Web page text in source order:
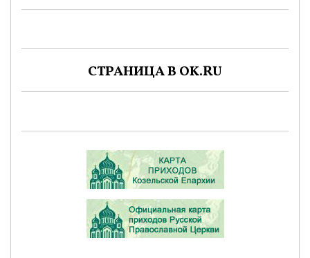
СТРАНИЦА В OK.RU